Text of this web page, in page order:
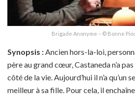
Brigade Anonyme – © Bonne
Synopsis : Ancien hors-la-loi,
père au grand cœur, Castaneda n’a
côté de la vie. Aujourd’hui il n’a qu’un
meilleur à sa fille. Pour cela, il